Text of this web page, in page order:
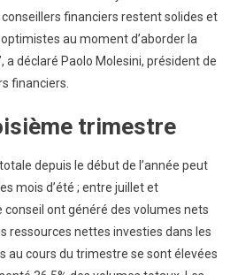
financiers restent solides et
au moment d’aborder la
a déclaré Paolo Molesini, président de
financiers.
trimestre
depuis le début de l’année peut
mois d’été ; entre juillet et
ont généré des volumes nets
ressources nettes investies dans les
au cours du trimestre se sont élevées